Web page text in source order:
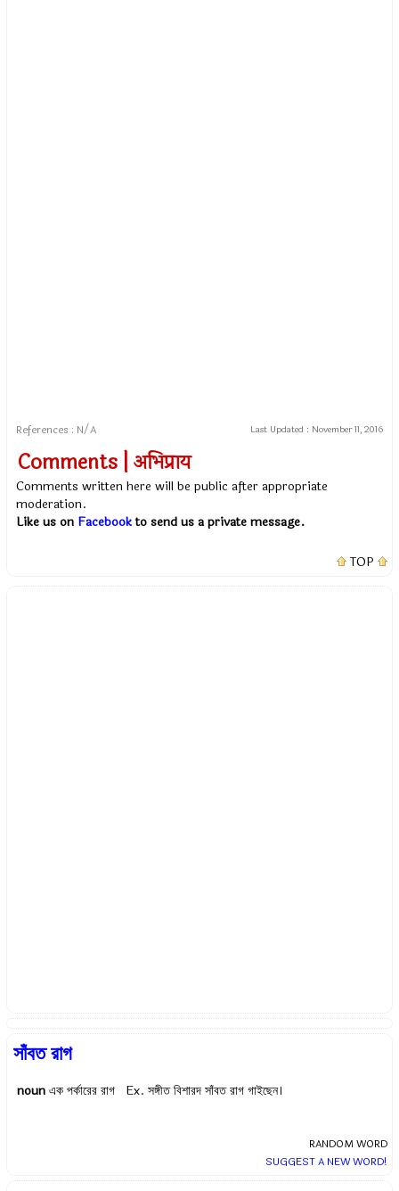
References : N/A Last Updated : November 11, 2016
Comments | अभिप्राय
Comments written here will be public after appropriate
moderation.
Like us on Facebookto send us a private message.
TOP
সাঁবত রাগ
noun এক পর্কারের রাগ Ex.সঙ্গীত বিশারদ সাঁবত রাগ গাইছেন।
RANDOM WORD
SUGGEST A NEW WORD!